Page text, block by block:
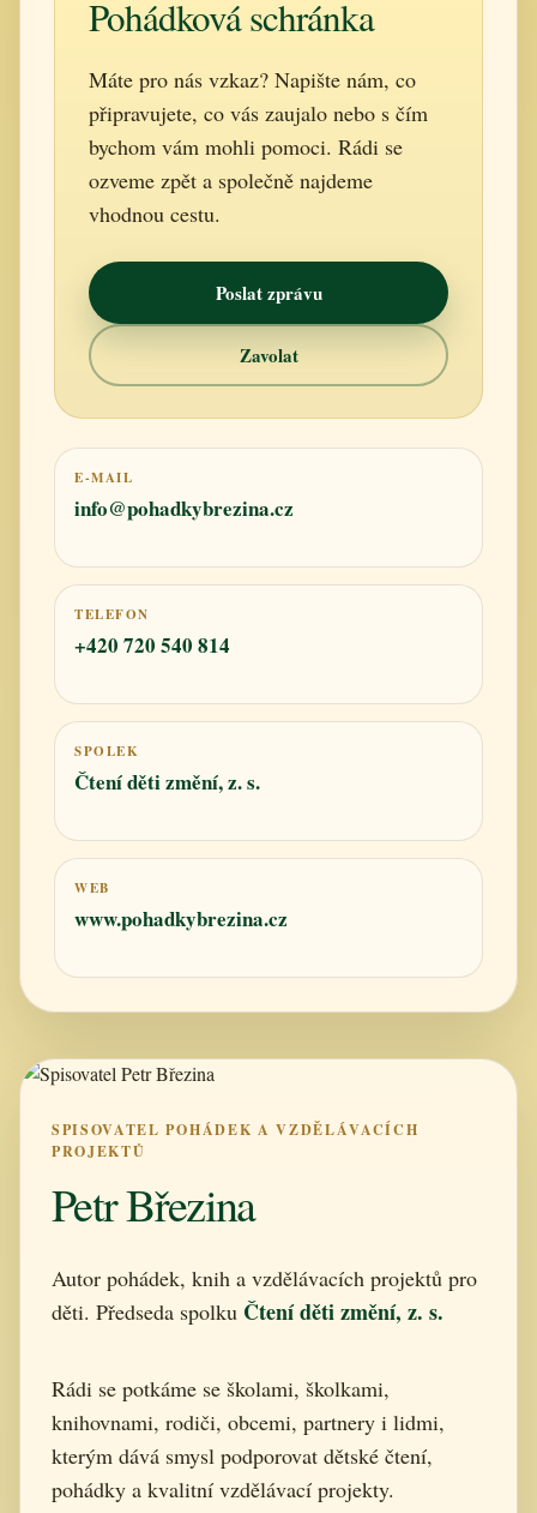
Pohádková schránka
Máte pro nás vzkaz? Napište nám, co
připravujete, co vás zaujalo nebo s čím
bychom vám mohli pomoci. Rádi se
ozveme zpět a společně najdeme
vhodnou cestu.
Poslat zprávu
Zavolat
E-MAIL
info@pohadkybrezina.cz
TELEFON
+420 720 540 814
SPOLEK
Čtení děti změní, z. s.
WEB
www.pohadkybrezina.cz
SPISOVATEL POHÁDEK A VZDĚLÁVACÍCH
PROJEKTŮ
Petr Březina
Autor pohádek, knih a vzdělávacích projektů pro
děti. Předseda spolku Čtení děti změní, z. s.
Rádi se potkáme se školami, školkami,
knihovnami, rodiči, obcemi, partnery i lidmi,
kterým dává smysl podporovat dětské čtení,
pohádky a kvalitní vzdělávací projekty.